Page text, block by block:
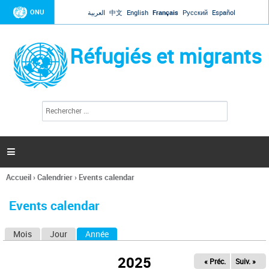
Jump to navigation
ONU العربية 中文 English Français Русский Español
Réfugiés et migrants
l
c
h
e

Vous
ici
Accueil›Calendrier› Events calendar
Events calendar
Mois Jour Année
2025 « Préc. Suiv. »